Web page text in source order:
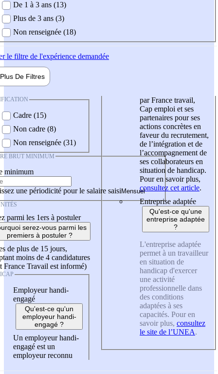
De 1 à 3 ans (13)
Plus de 3 ans (3)
Non renseignée (18)
le filtre de l'expérience demandée
Plus De Filtres
Cadre (15)
Non cadre (8)
Non renseignée (31)
BRUT MINIMUM
minimum
une périodicité pour le salaire saisi
parmi les 1ers à postuler
serez-vous parmi les
premiers à postuler ?
de plus de 15 jours,
moins de 4 candidatures
France Travail est informé)
Employeur handi-
engagé
Qu'est-ce qu'un
employeur handi-
engagé ?
Un employeur handi-
engagé est un
employeur reconnu
par France travail,
Cap emploi et ses
partenaires pour ses
actions concrètes en
faveur du recrutement,
de l’intégration et de
l’accompagnement de
ses collaborateurs en
situation de handicap.
Pour en savoir plus,
consultez cet article.
Entreprise adaptée
Qu'est-ce qu'une
entreprise adaptée
?
L'entreprise adaptée
permet à un travailleur
en situation de
handicap d'exercer
une activité
professionnelle dans
des conditions
adaptées à ses
capacités. Pour en
savoir plus, consultez
le site de l’UNEA.